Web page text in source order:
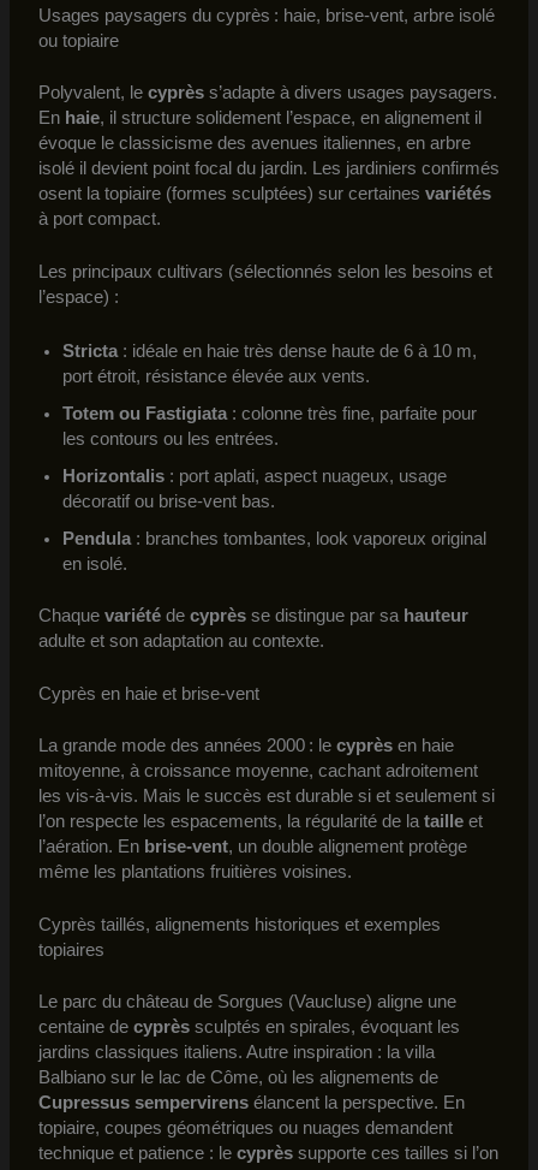
Usages paysagers du cyprès : haie, brise-vent, arbre isolé
ou topiaire
Polyvalent, le cyprèss’adapte à divers usages paysagers.
En haie, il structure solidement l’espace, en alignement il
évoque le classicisme des avenues italiennes, en arbre
isolé il devient point focal du jardin. Les jardiniers confirmés
osent la topiaire (formes sculptées) sur certaines variétés
à port compact.
Les principaux cultivars (sélectionnés selon les besoins et
l’espace) :
Stricta: idéale en haie très dense haute de 6 à 10 m,
port étroit, résistance élevée aux vents.
Totem ou Fastigiata: colonne très fine, parfaite pour
les contours ou les entrées.
Horizontalis: port aplati, aspect nuageux, usage
décoratif ou brise-vent bas.
Pendula: branches tombantes, look vaporeux original
en isolé.
Chaque variétéde cyprèsse distingue par sa hauteur
adulte et son adaptation au contexte.
Cyprès en haie et brise-vent
La grande mode des années 2000 : le cyprèsen haie
mitoyenne, à croissance moyenne, cachant adroitement
les vis-à-vis. Mais le succès est durable si et seulement si
l’on respecte les espacements, la régularité de la tailleet
l’aération. En brise-vent, un double alignement protège
même les plantations fruitières voisines.
Cyprès taillés, alignements historiques et exemples
topiaires
Le parc du château de Sorgues (Vaucluse) aligne une
centaine de cyprèssculptés en spirales, évoquant les
jardins classiques italiens. Autre inspiration : la villa
Balbiano sur le lac de Côme, où les alignements de
Cupressus sempervirensélancent la perspective. En
topiaire, coupes géométriques ou nuages demandent
technique et patience : le cyprèssupporte ces tailles si l’on